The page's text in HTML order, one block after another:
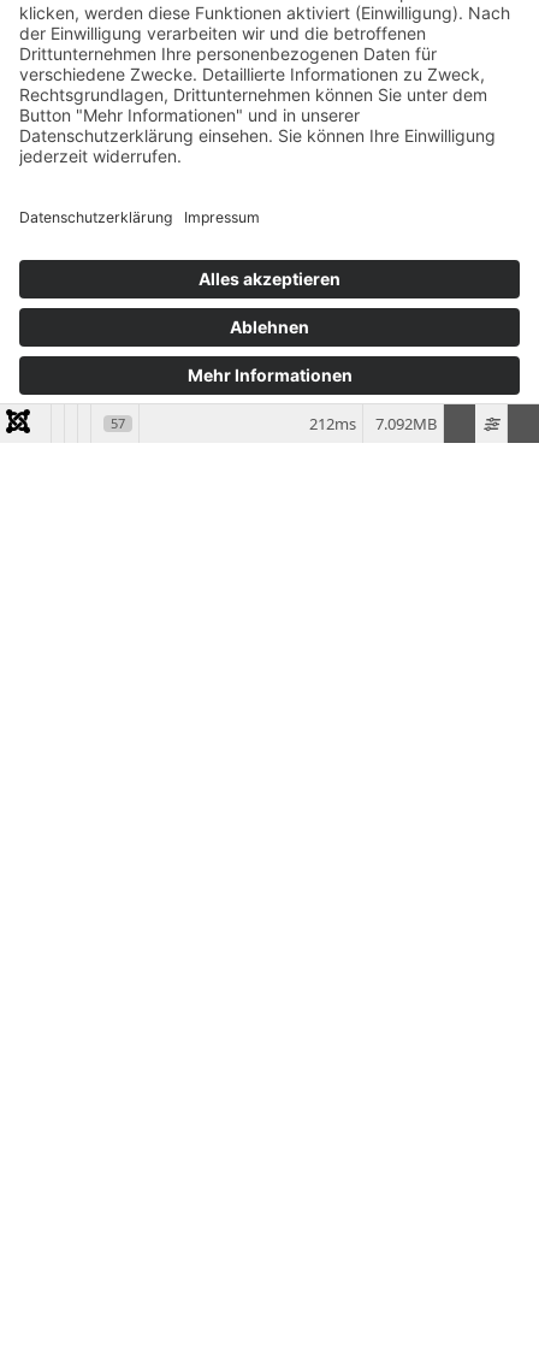
Wie kann ich die Maschinenkosten für meinen Betrieb
senken und die Schlagkraft auf dem Feld erhöhen?
Was kann ich bei einem Maschinenausfall tun? Die
Antworten auf diese Fragen liegen auf der Hand:
Spezialisierte Lohnunternehmer, die von uns beauftragt
besonders in witterungsbedingt sehr kurzen Bestell-,
Pflege- oder Ernteperioden. Wir decken vom
Allradschlepper bis zum Zuckerrübenroder das gesamte
Spektrum der modernen Landwirtschaft ab. Zur
Vermeidung von Stand- und Ausfallzeiten übernehmen wir
für unsere Mitglieder die komplette logistische Planung.
57 7.092MB
212ms